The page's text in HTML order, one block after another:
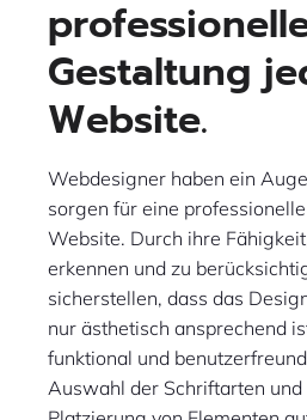
Gestaltung
Website.
Webdesigner haben ein
sorgen für eine
Website. Durch ihre
erkennen und zu
sicherstellen, dass das
nur ästhetisch ansprechend
funktional und
Auswahl der Schriftarten und